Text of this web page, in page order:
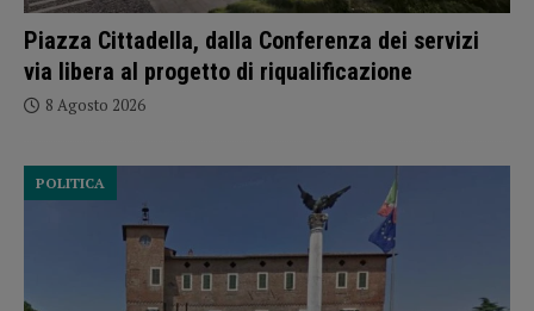
Piazza Cittadella, dalla Conferenza dei servizi
via libera al progetto di riqualificazione
8 Agosto 2026
POLITICA